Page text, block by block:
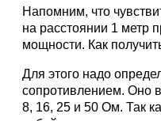
Напомним, что
на расстоянии 1 метр
мощности. Как
Для этого надо
сопротивлением. Оно
8, 16, 25 и 50 Ом. Так